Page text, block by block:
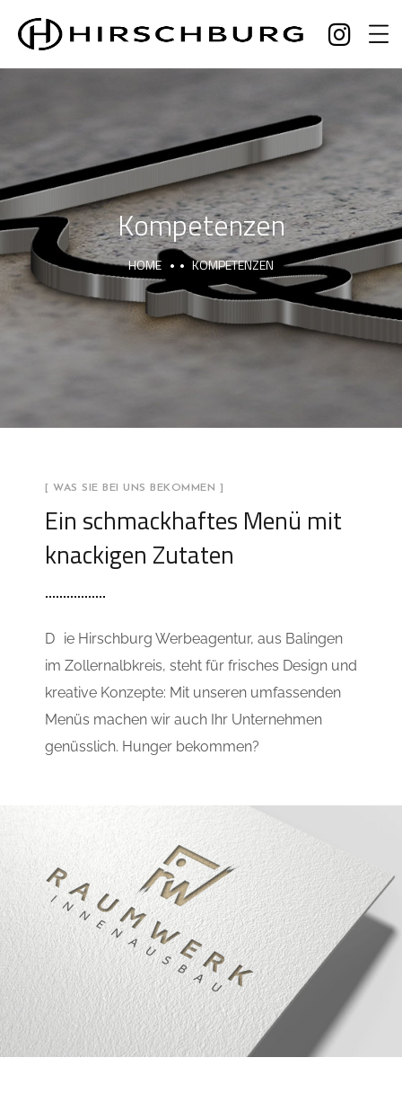
Kompetenzen
HOME KOMPETENZEN
[ WAS SIE BEI UNS BEKOMMEN ]
Ein schmackhaftes Menü mit
knackigen Zutaten
D ie Hirschburg Werbeagentur, aus Balingen
im Zollernalbkreis, steht für frisches Design und
kreative Konzepte: Mit unseren umfassenden
Menüs machen wir auch Ihr Unternehmen
genüsslich. Hunger bekommen?